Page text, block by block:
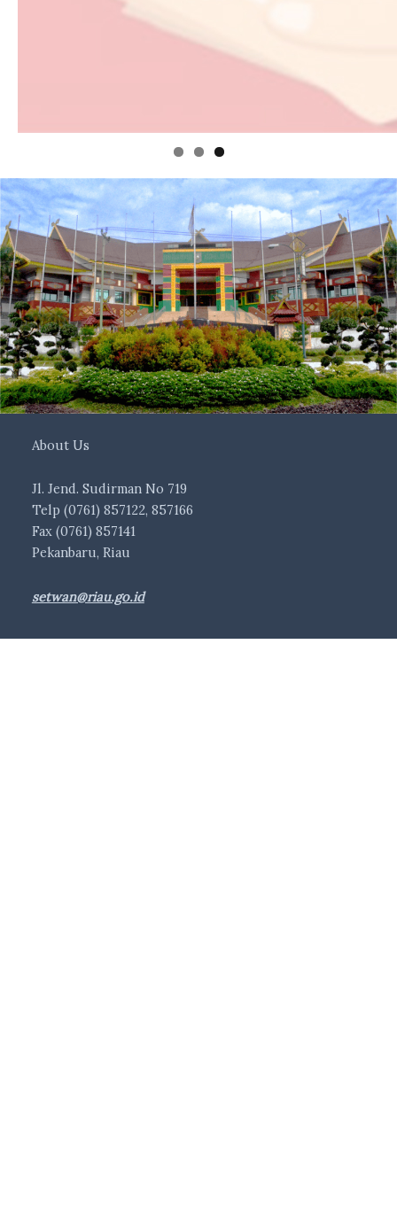
About Us
Jl. Jend. Sudirman No 719
Telp (0761) 857122, 857166
Fax (0761) 857141
Pekanbaru, Riau
setwan@riau.go.id